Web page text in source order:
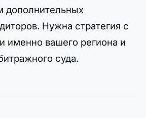
дополнительных
Нужна стратегия с
именно вашего региона и
суда.